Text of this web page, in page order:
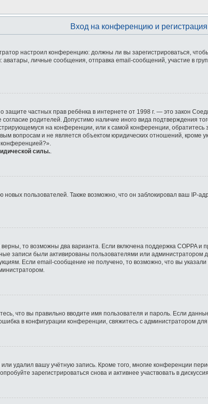
Вход на конференцию и регистрация
настроил конференцию: должны ли вы зарегистрироваться,
личные сообщения, отправка email-сообщений, участие в
защите частных прав ребёнка в интернете от 1998 г. — это закон
родителей. Допустимо наличие иного вида подтверждения
на конференции, или к самой конференции,
вопросам и не является объектом юридических отношений, кроме
силы.
пользователей. Также возможно, что он заблокировал ваш IP-
то возможны два варианта. Если включена поддержка COPPA и
записи были активированы пользователями или
Если email-сообщение не получено, то возможно, что вы
что вы правильно вводите имя пользователя и пароль. Если
в конфигурации конференции, свяжитесь с администратором для
удалил вашу учётную запись. Кроме того, многие конференции
зарегистрироваться снова и активнее участвовать в